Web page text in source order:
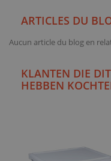
ARTICLES DU
Aucun article du blog en
KLANTEN DIE
HEBBEN